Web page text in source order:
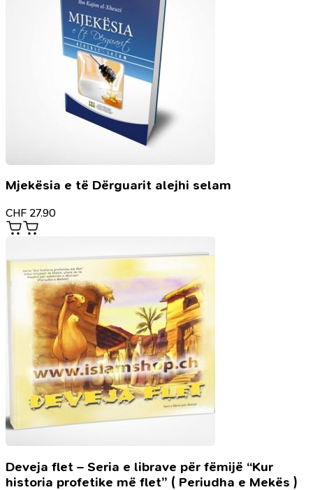
Mjekësia e të Dërguarit alejhi selam
CHF 27.90
Deveja flet – Seria e librave për fëmijë “Kur
historia profetike më flet” ( Periudha e Mekës )